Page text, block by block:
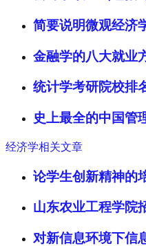
简要说明微观经济
金融学的八大就业
统计学考研院校排
史上最全的中国管
经济学相关文章
论学生创新精神的
山东农业工程学院
对新信息环境下信